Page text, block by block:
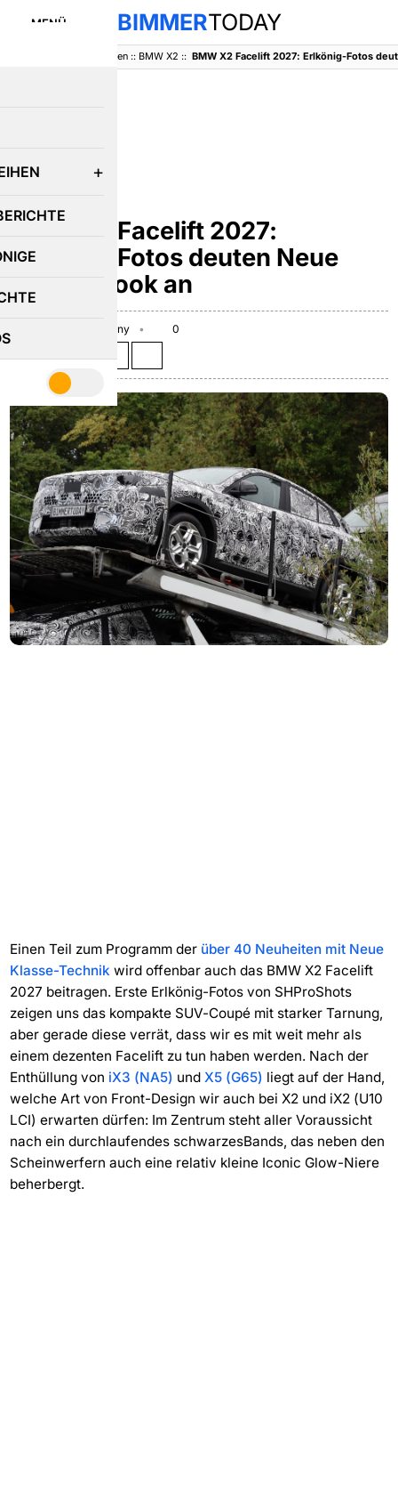
MENÜ BIMMERTODAY
Baureihen:: BMW X2 ::
BMW X2 Facelift 2027:
Erlkönig-Fotos deuten Neue
Klasse-Look an
Benny
0
Einen Teil zum Programm der über 40 Neuheiten mit Neue
Klasse-Technikwird offenbar auch das BMW X2 Facelift
2027 beitragen. Erste Erlkönig-Fotos von SHProShots
zeigen uns das kompakte SUV-Coupé mit starker Tarnung,
aber gerade diese verrät, dass wir es mit weit mehr als
einem dezenten Facelift zu tun haben werden. Nach der
Enthüllung von iX3 (NA5) und X5 (G65) liegt auf der Hand,
welche Art von Front-Design wir auch bei X2 und iX2 (U10
LCI) erwarten dürfen: Im Zentrum steht aller Voraussicht
nach ein durchlaufendes schwarzesBands, das neben den
Scheinwerfern auch eine relativ kleine Iconic Glow-Niere
beherbergt.